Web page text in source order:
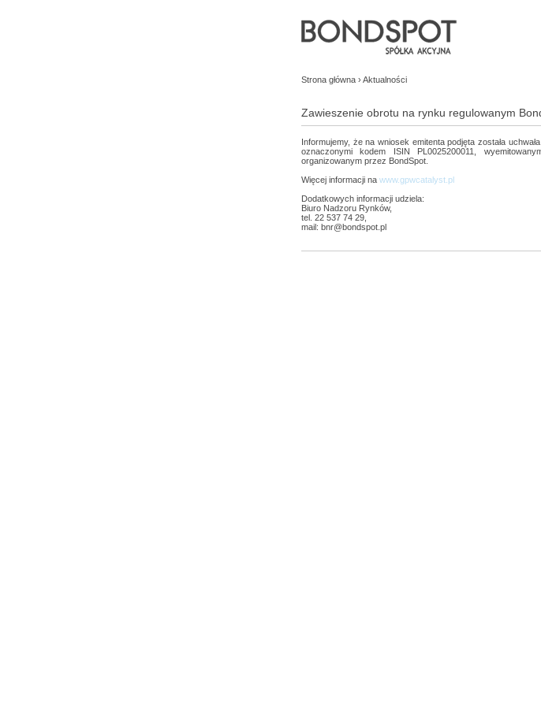
Strona główna › Aktualności
Zawieszenie obrotu na rynku regulowanym
Informujemy, że na wniosek emitenta podjęta została
oznaczonymi kodem ISIN PL0025200011,
organizowanym przez BondSpot.
Więcej informacji na www.gpwcatalyst.pl
Dodatkowych informacji udziela:
Biuro Nadzoru Rynków,
tel. 22 537 74 29,
mail: bnr@bondspot.pl